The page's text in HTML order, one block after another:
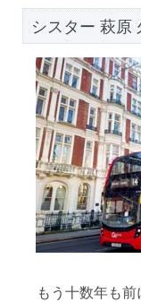
シスター 萩原
もう十数年も前